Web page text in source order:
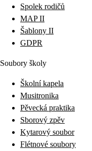
Spolek rodičů
MAP II
Šablony II
GDPR
Soubory školy
Školní kapela
Musitronika
Pěvecká praktika
Sborový zpěv
Kytarový soubor
Flétnové soubory